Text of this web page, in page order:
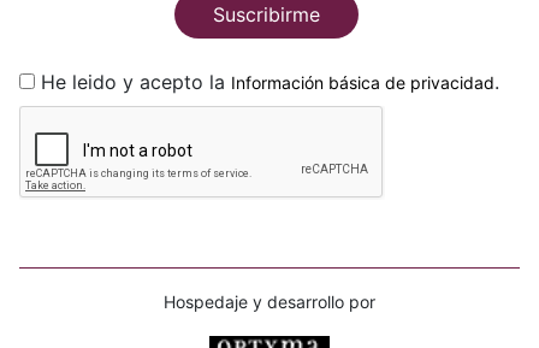
Suscribirme
He leido y acepto la Información básica de privacidad.
Hospedaje y desarrollo por